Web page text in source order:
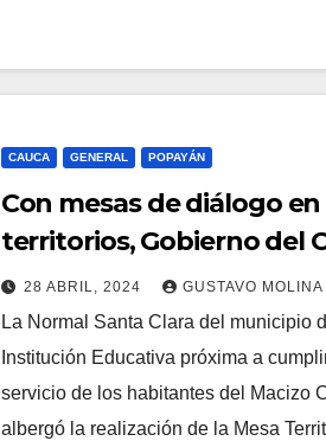
CAUCA GENERAL POPAYÁN
Con mesas de diálogo en
territorios, Gobierno del
busca resolver
sector educativo
28 ABRIL, 2024 GUSTAVO MOLINA
La Normal Santa Clara del municipio
Institución Educativa próxima a
servicio de los habitantes del Macizo
albergó la realización de la Mesa